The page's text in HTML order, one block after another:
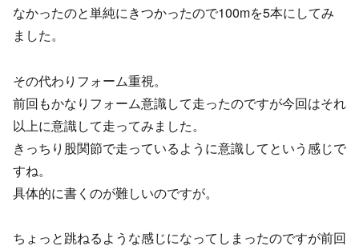
なかったのと単純にきつかったので100mを5本にしてみ
ました。
その代わりフォーム重視。
前回もかなりフォーム意識して走ったのですが今回はそれ
以上に意識して走ってみました。
きっちり股関節で走っているように意識してという感じで
すね。
具体的に書くのが難しいのですが。
ちょっと跳ねるような感じになってしまったのですが前回